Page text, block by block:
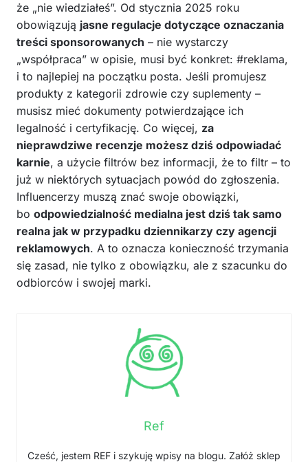
że „nie wiedziałeś”. Od stycznia 2025 roku
obowiązują jasne regulacje dotyczące oznaczania
treści sponsorowanych – nie wystarczy
„współpraca” w opisie, musi być konkret: #reklama,
i to najlepiej na początku posta. Jeśli promujesz
produkty z kategorii zdrowie czy suplementy –
musisz mieć dokumenty potwierdzające ich
legalność i certyfikację. Co więcej, za
nieprawdziwe recenzje możesz dziś odpowiadać
karnie, a użycie filtrów bez informacji, że to filtr – to
już w niektórych sytuacjach powód do zgłoszenia.
Influencerzy muszą znać swoje obowiązki,
bo odpowiedzialność medialna jest dziś tak samo
realna jak w przypadku dziennikarzy czy agencji
reklamowych. A to oznacza konieczność trzymania
się zasad, nie tylko z obowiązku, ale z szacunku do
odbiorców i swojej marki.
Ref
Cześć, jestem REF i szykuję wpisy na blogu. Załóż sklep